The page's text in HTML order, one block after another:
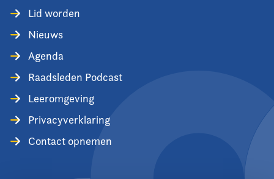
Lid worden
Nieuws
Agenda
Raadsleden Podcast
Leeromgeving
Privacyverklaring
Contact opnemen